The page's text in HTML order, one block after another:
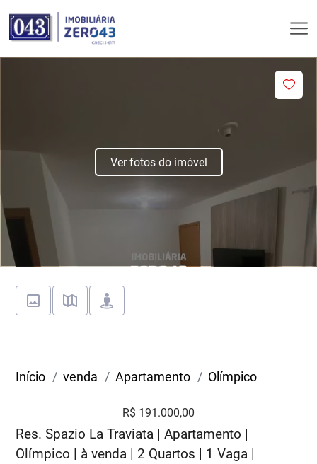
Ver fotos do imóvel
Início venda Apartamento Olímpico
R$ 191.000,00
Res. Spazio La Traviata | Apartamento |
Olímpico | à venda | 2 Quartos | 1 Vaga |